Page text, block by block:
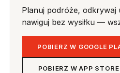
Planuj podróże, odkrywaj
nawiguj bez wysiłku —
POBIERZ W GOOGLE
POBIERZ W APP STORE